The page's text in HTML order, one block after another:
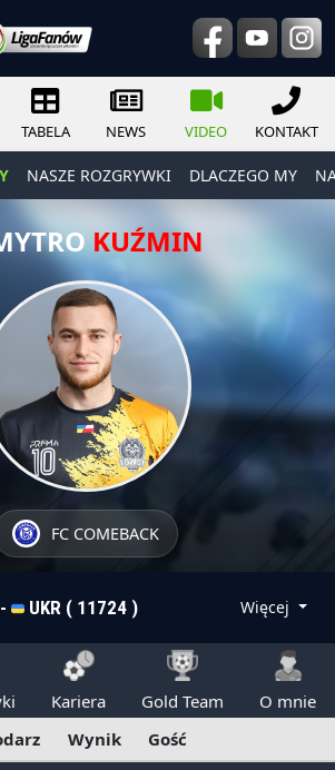
TABELA NEWS VIDEO KONTAKT
NASZE ROZGRYWKI DLACZEGO MY
KUŹMIN
FC COMEBACK
UKR ( 11724 ) Więcej
Kariera Gold Team
O mnie
Wynik Gość